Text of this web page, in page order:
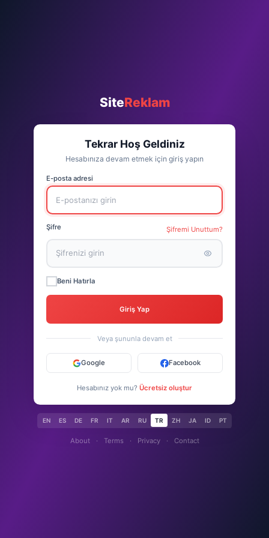
SiteReklam
Tekrar Hoş Geldiniz
Hesabınıza devam etmek için giriş yapın
E-posta adresi
Şifre Şifremi Unuttum?
Beni Hatırla
Giriş Yap
Veya şununla devam et
Google Facebook
Hesabınız yok mu? Ücretsiz oluştur
EN ES DE FR IT AR RU TR ZH JA ID PT
About · Terms · Privacy · Contact